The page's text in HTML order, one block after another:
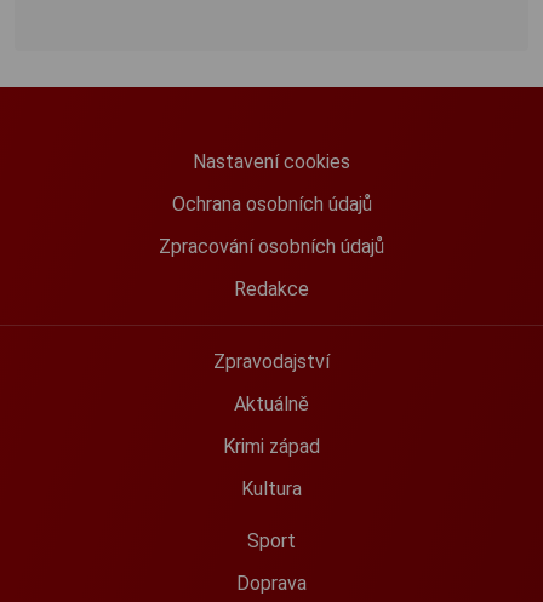
Nastavení cookies
Ochrana osobních údajů
Zpracování osobních údajů
Redakce
Zpravodajství
Aktuálně
Krimi západ
Kultura
Sport
Doprava